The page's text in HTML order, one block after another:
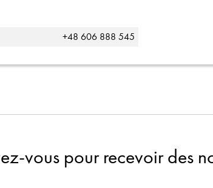
+48 606 888 545
vous pour recevoir des